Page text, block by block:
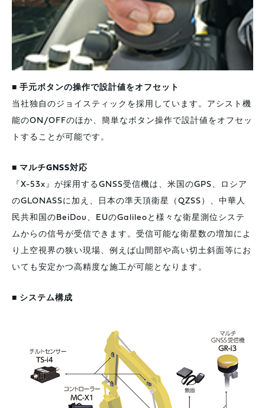
■ 手元ボタンの操作で設計値をオフセット
当社独自のジョイスティックを採用しています。アシスト機
能のON/OFFのほか、簡単なボタン操作で設計値をオフセッ
トすることが可能です。
■ マルチGNSS対応
『X-53x』が採用するGNSS受信機は、米国のGPS、ロシア
のGLONASSに加え、日本の準天頂衛星（QZSS）、中華人
民共和国のBeiDou、EUのGalileoと様々な衛星測位システ
ムからの信号が受信できます。受信可能な衛星数の増加によ
り上空視界の狭い現場、例えば山間部や高い切土斜面等にお
いても安定かつ高精度な施工が可能となります。
■ システム構成